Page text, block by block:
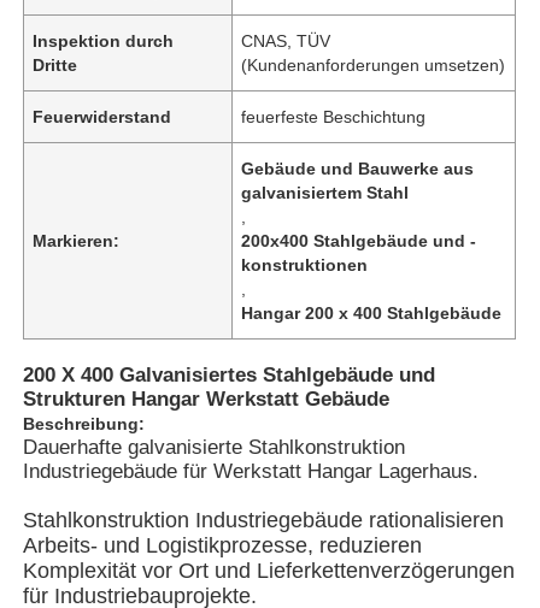
Startseite
Produkte
Videos
Inspektion durch
Dritte
CNAS, TÜV
(Kundenanforderungen umsetzen)
Feuerwiderstand feuerfeste Beschichtung
Markieren:
Gebäude und Bauwerke aus
galvanisiertem Stahl
200x400 Stahlgebäude und -
konstruktionen
Hangar 200 x 400 Stahlgebäude
200 X 400 Galvanisiertes Stahlgebäude und
Strukturen Hangar Werkstatt Gebäude
Beschreibung:
Dauerhafte galvanisierte Stahlkonstruktion
Industriegebäude für Werkstatt Hangar Lagerhaus.
Stahlkonstruktion Industriegebäude rationalisieren
Arbeits- und Logistikprozesse, reduzieren
Komplexität vor Ort und Lieferkettenverzögerungen
für Industriebauprojekte.